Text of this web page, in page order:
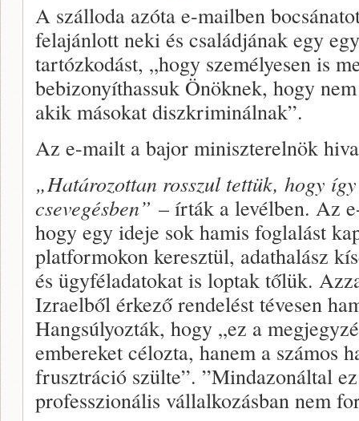
A szálloda azóta e-mailben
felajánlott neki és családjának egy
tartózkodást, „hogy személyesen is
bebizonyíthassuk Önöknek, hogy
akik másokat diszkriminálnak”.
Az e-mailt a bajor miniszterelnök
„Határozottan rosszul tettük, hogy
csevegésben” – írták a levélben. Az
hogy egy ideje sok hamis foglalást
platformokon keresztül, adathalász
és ügyféladatokat is loptak tőlük.
Izraelből érkező rendelést tévesen
Hangsúlyozták, hogy „ez a
embereket célozta, hanem a számos
frusztráció szülte”. ”Mindazonáltal
professzionális vállalkozásban nem